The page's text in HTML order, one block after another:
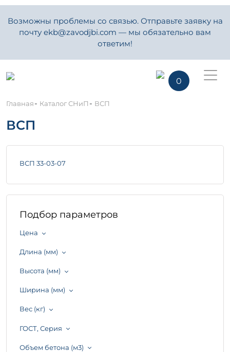
Возможны проблемы со связью. Отправьте заявку на
почту ekb@zavodjbi.com — мы обязательно вам
ответим!
0
Главная- Каталог СНиП - ВСП
ВСП
ВСП 33-03-07
Подбор параметров
Цена
Длина (мм)
Высота (мм)
Ширина (мм)
Вес (кг)
ГОСТ, Серия
Объем бетона (м3)